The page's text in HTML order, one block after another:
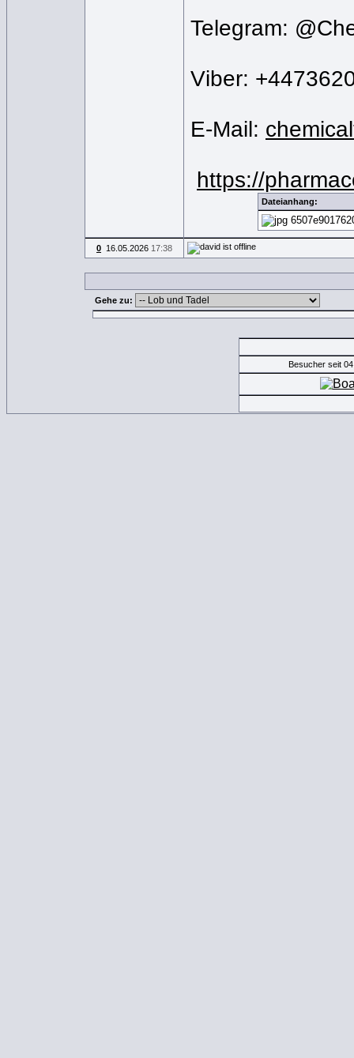
Telegram:
Viber:
E-Mail:
https://
Dateianhang:
0 16.05.2026 17:38
Gehe zu:
Besucher seit